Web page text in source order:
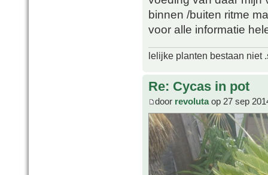
binnen /buiten ritme
voor alle informatie
lelijke planten bestaan niet
Re: Cycas in pot
door revolutaop 27 sep